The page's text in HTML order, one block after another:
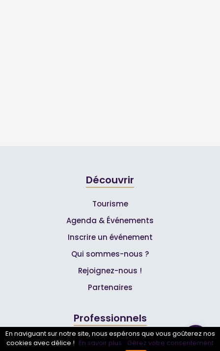
Découvrir
Tourisme
Agenda & Événements
Inscrire un événement
Qui sommes-nous ?
Rejoignez-nous !
Partenaires
Professionnels
Annuaire pro
En naviguant sur notre site, nous espérons que vous goûterez nos
cookies avec délice ! En savoir plus. Gérez votre consentement